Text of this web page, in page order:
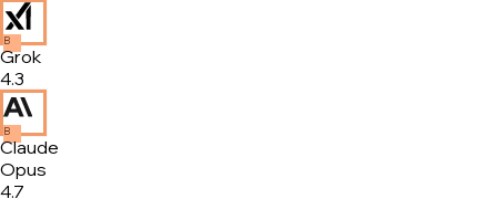
B
Grok
4.3
B
Claude
Opus
4.7